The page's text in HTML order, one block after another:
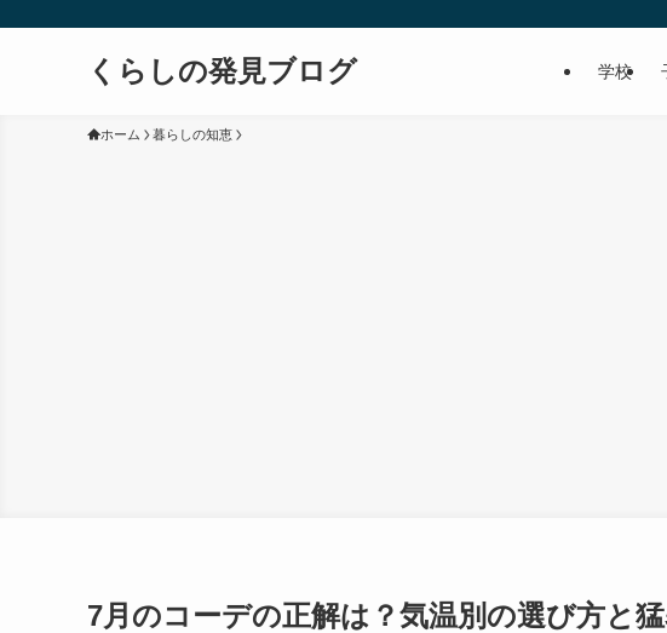
くらしの発見ブログ 学校
ホーム 暮らしの知恵
7月のコーデの正解は？気温別の選び方と